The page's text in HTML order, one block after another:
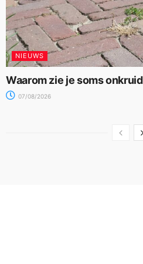
NIEUWS
Waarom zie je soms
07/08/2026